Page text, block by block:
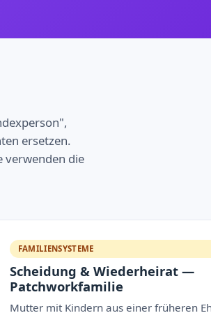
ersetzen.
verwenden die
FAMILIENSYSTEME
Scheidung & Wiederheirat —
Patchworkfamilie
Mutter mit Kindern aus einer früheren